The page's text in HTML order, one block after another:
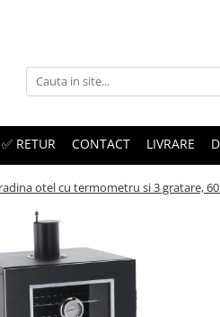
✅ RETUR CONTACT LIVRARE
otel cu termometru si 3 gratare,